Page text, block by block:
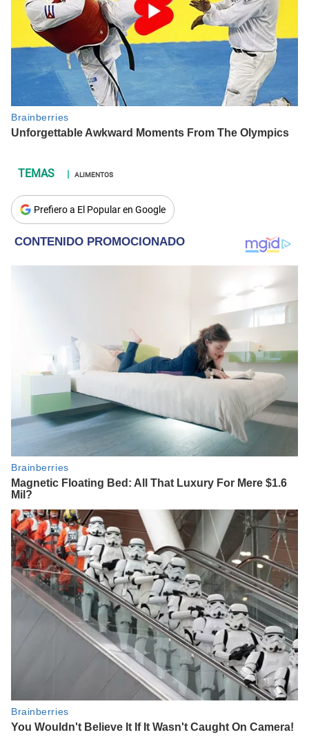
ALIMENTOS
Prefiero a El Popular en Google